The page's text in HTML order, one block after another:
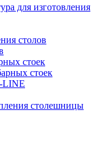
для изготовления
столов
стоек
стоек
LINE
столешницы